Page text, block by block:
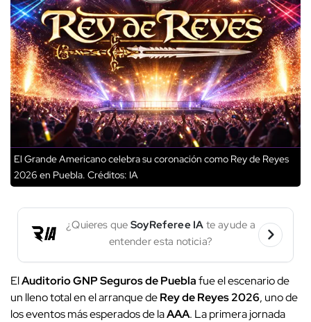
El Grande Americano celebra su coronación como Rey de Reyes
2026 en Puebla. Créditos: IA
¿Quieres que SoyReferee IA te ayude a
entender esta noticia?
ElAuditorio GNP Seguros de Pueblafue el escenario de
un lleno total en el arranque deRey de Reyes 2026, uno de
los eventos más esperados de laAAA. La primera jornada